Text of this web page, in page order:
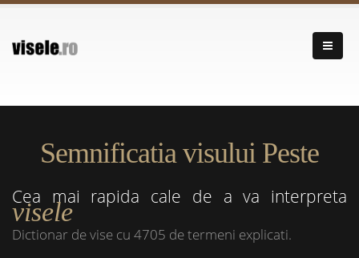
Semnificatia visului Peste
Cea mai rapida cale de a va interpreta
visele
Dictionar de vise cu 4705 de termeni explicati.